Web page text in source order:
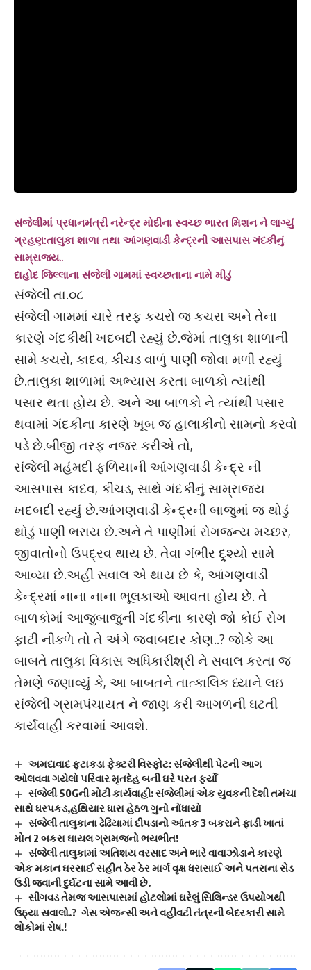
સંજેલીમાં પ્રધાનમંત્રી નરેન્દ્ર મોદીના સ્વચ્છ ભારત મિશન ને લાગ્યું
ગ્રહણ:તાલુકા શાળા તથા આંગણવાડી કેન્દ્રની આસપાસ ગંદકીનું
સામ્રાજ્ય..
દાહોદ જિલ્લાના સંજેલી ગામમાં સ્વચ્છતાના નામે મીંડું
સંજેલી તા.૦૮
સંજેલી ગામમાં ચારે તરફ કચરો જ કચરા અને તેના
કારણે ગંદકીથી ખદબદી રહ્યું છે.જેમાં તાલુકા શાળાની
સામે કચરો, કાદવ, કીચડ વાળું પાણી જોવા મળી રહ્યું
છે.તાલુકા શાળામાં અભ્યાસ કરતા બાળકો ત્યાંથી
પસાર થતા હોય છે. અને આ બાળકો ને ત્યાંથી પસાર
થવામાં ગંદકીના કારણે ખૂબ જ હાલાકીનો સામનો કરવો
પડે છે.બીજી તરફ નજર કરીએ તો,
સંજેલી મહંમદી ફળિયાની આંગણવાડી કેન્દ્ર ની
આસપાસ કાદવ, કીચડ, સાથે ગંદકીનું સામ્રાજ્ય
ખદબદી રહ્યું છે.આંગણવાડી કેન્દ્રની બાજુમાં જ થોડું
થોડું પાણી ભરાય છે.અને તે પાણીમાં રોગજન્ય મચ્છર,
જીવાતોનો ઉપદ્રવ થાય છે. તેવા ગંભીર દ્ર્શ્યો સામે
આવ્યા છે.અહી સવાલ એ થાય છે કે, આંગણવાડી
કેન્દ્રમાં નાના નાના ભૂલકાઓ આવતા હોય છે. તે
બાળકોમાં આજુબાજુની ગંદકીના કારણે જો કોઈ રોગ
ફાટી નીકળે તો તે અંગે જવાબદાર કોણ..? જોકે આ
બાબતે તાલુકા વિકાસ અધિકારીશ્રી ને સવાલ કરતા જ
તેમણે જણાવ્યું કે, આ બાબતને તાત્કાલિક ધ્યાને લઇ
સંજેલી ગ્રામપંચાયત ને જાણ કરી આગળની ઘટતી
કાર્યવાહી કરવામાં આવશે.
અમદાવાદ ફટાકડા ફેક્ટરી વિસ્ફોટ: સંજેલીથી પેટની આગ
ઓલવવા ગયેલો પરિવાર મૃતદેહ બની ઘરે પરત ફર્યો
સંજેલી S0Gની મોટી કાર્યવાહી: સંજેલીમાં એક યુવકની દેશી તમંચા
સાથે ધરપકડ,હથિયાર ધારા હેઠળ ગુનો નોંધાયો
સંજેલી તાલુકાના ઢેઢિયામાં દીપડાનો આંતક 3 બકરાને ફાડી ખાતાં
મોત 2 બકરા ઘાયલ ગ્રામજનો ભયભીત!
સંજેલી તાલુકામાં અતિશય વરસાદ અને ભારે વાવાઝોડાને કારણે
એક મકાન ઘરસાઈ સહીત ઠેર ઠેર માર્ગ વૃક્ષ ધરાસાઈ અને પતરાના સેડ
ઉડી જવાની દુર્ઘટના સામે આવી છે.
સીંગવડ તેમજ આસપાસમાં હોટલોમાં ઘરેલું સિલિન્ડર ઉપયોગથી
ઉઠ્યા સવાલો.? ગેસ એજન્સી અને વહીવટી તંત્રની બેદરકારી સામે
લોકોમાં રોષ.!